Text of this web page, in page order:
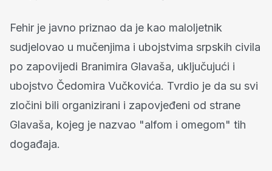
Fehir je javno priznao da je kao maloljetnik
sudjelovao u mučenjima i ubojstvima srpskih civila
po zapovijedi Branimira Glavaša, uključujući i
ubojstvo Čedomira Vučkovića. Tvrdio je da su svi
zločini bili organizirani i zapovjeđeni od strane
Glavaša, kojeg je nazvao "alfom i omegom" tih
događaja.